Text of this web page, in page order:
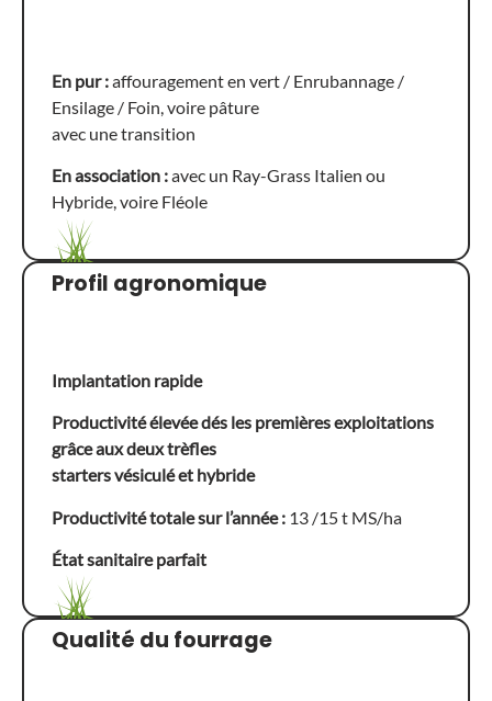
En pur :affouragement en vert / Enrubannage /
Ensilage / Foin, voire pâture
avec une transition
En association :avec un Ray-Grass Italien ou
Hybride, voire Fléole
Profil agronomique
Implantation rapide
Productivité élevée dés les premières exploitations
grâce aux deux trèfles
starters vésiculé et hybride
Productivité totale sur l’année : 13 /15 t MS/ha
État sanitaire parfait
Qualité du fourrage